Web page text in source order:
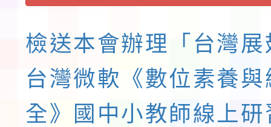
檢送本會辦理「台灣
台灣微軟《數位素養
全》國中小教師線上